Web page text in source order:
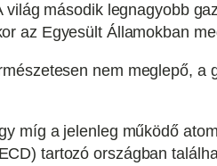
világ második legnagyobb
az Egyesült Államokban
nem meglepő, a
míg a jelenleg működő
tartozó országban